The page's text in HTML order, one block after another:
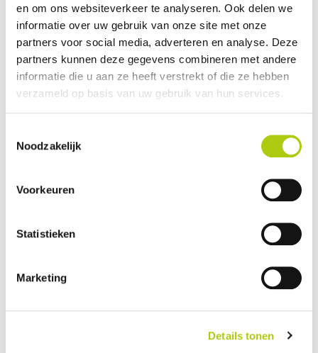
en om ons websiteverkeer te analyseren. Ook delen we
informatie over uw gebruik van onze site met onze
partners voor social media, adverteren en analyse. Deze
partners kunnen deze gegevens combineren met andere
informatie die u aan ze heeft verstrekt of die ze hebben
verzameld op basis van uw gebruik van hun services.
Noodzakelijk
Voorkeuren
Statistieken
Marketing
Details tonen
Avantages et inconvénients